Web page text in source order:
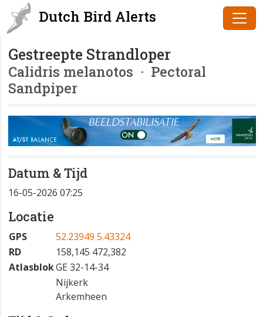
Dutch Bird Alerts
Gestreepte Strandloper
Calidris melanotos · Pectoral
Sandpiper
Datum & Tijd
16-05-2026 07:25
Locatie
GPS
52.23949 5.43324
RD
158,145 472,382
AtlasblokGE 32-14-34
Nijkerk
Arkemheen